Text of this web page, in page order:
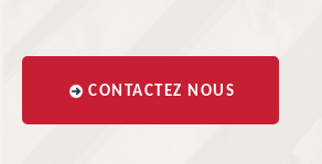
CONTACTEZ NOUS